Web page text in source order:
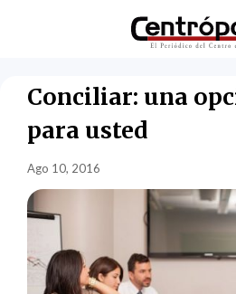
Conciliar: una
para usted
Ago 10, 2016